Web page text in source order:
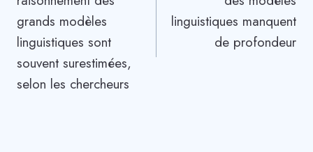
l’article
grands modèles
linguistiques sont
souvent surestimées,
selon les chercheurs
linguistiques manquent
de profondeur